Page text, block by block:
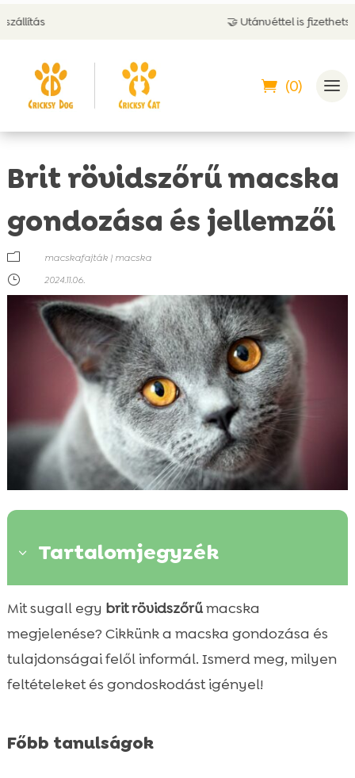
🤝 Utánvéttel is fizethetsz
(0)
Brit rövidszőrű macska
gondozása és jellemzői
m macskafajták | macska
}
2024.11.06.
3 Tartalomjegyzék
 Brit rövidszőrű macska története
 Fizikai jellemzők
 Személyiség és viselkedés
 Gondozás általános elvei
Egészségügyi tippek és oltások
Alomhasználat
Mit sugall egy brit rövidszőrűmacska
megjelenése? Cikkünk a macska gondozása és
tulajdonságai felől informál. Ismerd meg, milyen
feltételeket és gondoskodást igényel!
Főbb tanulságok